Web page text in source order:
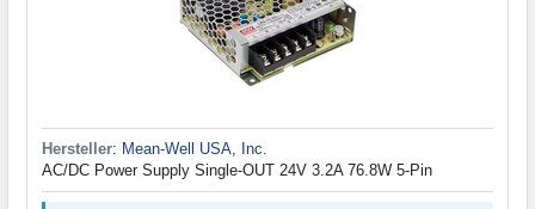
Hersteller: Mean-Well USA, Inc.
AC/DC Power Supply Single-OUT 24V 3.2A 76.8W 5-Pin